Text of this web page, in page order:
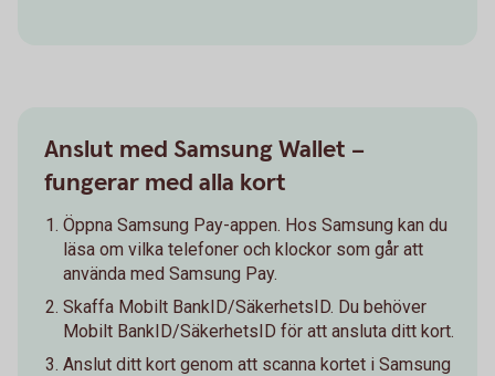
Anslut med Samsung Wallet –
fungerar med alla kort
Öppna Samsung Pay-appen. Hos Samsung kan du
läsa om vilka telefoner och klockor som går att
använda med Samsung Pay.
Skaffa Mobilt BankID/SäkerhetsID. Du behöver
Mobilt BankID/SäkerhetsID för att ansluta ditt kort.
Anslut ditt kort genom att scanna kortet i Samsung